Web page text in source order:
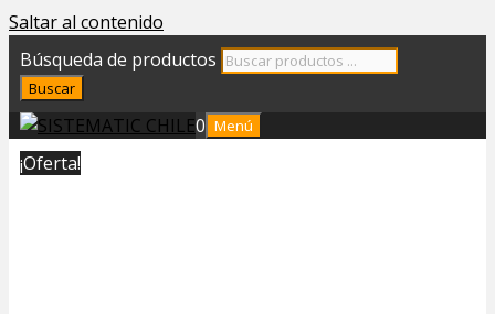
Saltar al contenido
Búsqueda de productos
Buscar
0 Menú
¡Oferta!